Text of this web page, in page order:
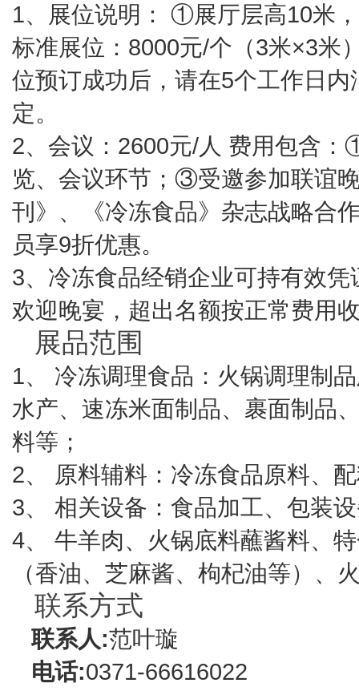
1、展位说明： ①展厅层高10米
标准展位：8000元/个（3米×3米
位预订成功后，请在5个工作日
定。
2、会议：2600元/人 费用包含
览、会议环节；③受邀参加联谊
刊》、《冷冻食品》杂志战略合
员享9折优惠。
3、冷冻食品经销企业可持有效
欢迎晚宴，超出名额按正常费用
展品范围
1、 冷冻调理食品：火锅调理制
水产、速冻米面制品、裹面制品
料等；
2、 原料辅料：冷冻食品原料、
3、 相关设备：食品加工、包装
4、 牛羊肉、火锅底料蘸酱料、
（香油、芝麻酱、枸杞油等）、
联系方式
联系人:范叶璇
电话:0371-66616022